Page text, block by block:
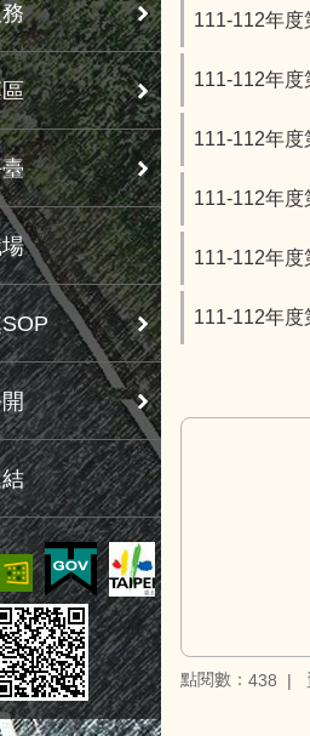
111-112年度
111-112年度
111-112年度
111-112年度
111-112年度
111-112年度
點閱數： 438